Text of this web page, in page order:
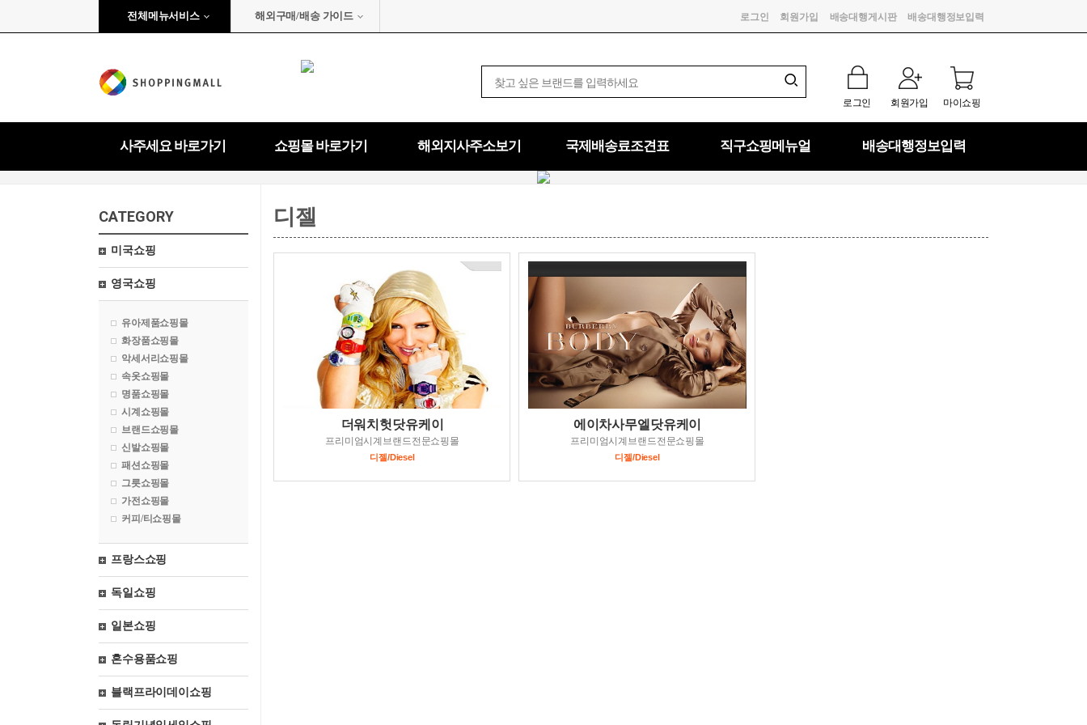
전체메뉴서비스 해외구매/배송 가이드 로그인 회원가입 배송대행게시판 배송대행정보입력
로그인 회원가입 마이쇼핑
사주세요 바로가기 쇼핑몰 바로가기 해외지사주소보기 국제배송료조견표 직구쇼핑메뉴얼 배송대행정보입력
CATEGORY
미국쇼핑
영국쇼핑
유아제품쇼핑몰
화장품쇼핑몰
악세서리쇼핑몰
속옷쇼핑몰
명품쇼핑몰
시계쇼핑몰
브랜드쇼핑몰
신발쇼핑몰
패션쇼핑몰
그릇쇼핑몰
가전쇼핑몰
커피/티쇼핑몰
프랑스쇼핑
독일쇼핑
일본쇼핑
혼수용품쇼핑
블랙프라이데이쇼핑
디젤
더워치헛닷유케이
프리미엄시계브랜드전문쇼핑몰
디젤/Diesel
에이차사무엘닷유케이
프리미엄시계브랜드전문쇼핑몰
디젤/Diesel